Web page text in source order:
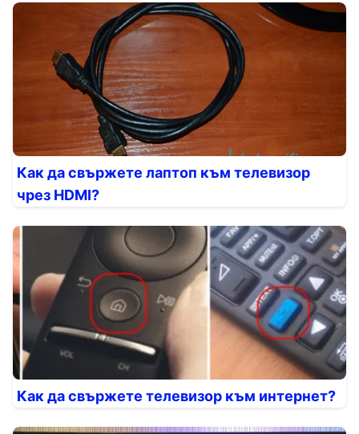
Как да свържете лаптоп към телевизор
чрез HDMI?
Как да свържете телевизор към интернет?